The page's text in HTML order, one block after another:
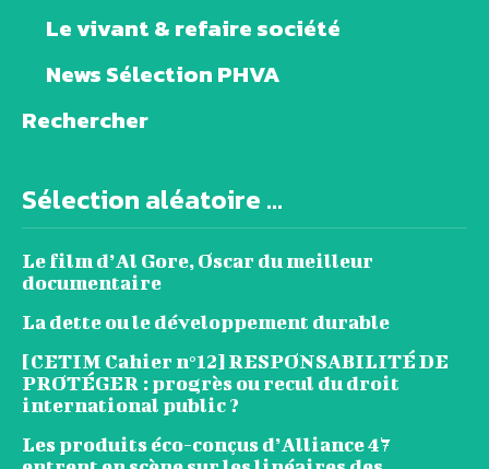
Le vivant & refaire société
News Sélection PHVA
Rechercher
Sélection aléatoire ...
Le film d’Al Gore, Oscar du meilleur
documentaire
La dette ou le développement durable
[CETIM Cahier n°12] RESPONSABILITÉ DE
PROTÉGER : progrès ou recul du droit
international public ?
Les produits éco-conçus d’Alliance 47